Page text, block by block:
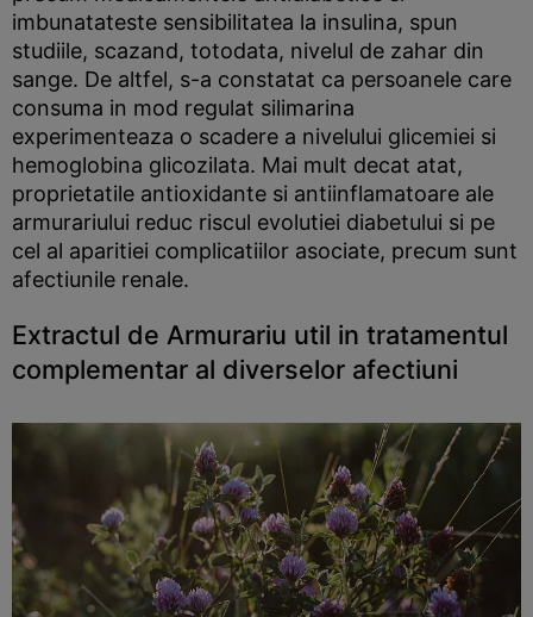
imbunatateste sensibilitatea la insulina, spun
studiile, scazand, totodata, nivelul de zahar din
sange. De altfel, s-a constatat ca persoanele care
consuma in mod regulat silimarina
experimenteaza o scadere a nivelului glicemiei si
hemoglobina glicozilata. Mai mult decat atat,
proprietatile antioxidante si antiinflamatoare ale
armurariului reduc riscul evolutiei diabetului si pe
cel al aparitiei complicatiilor asociate, precum sunt
afectiunile renale.
Extractul de Armurariu util in tratamentul
complementar al diverselor afectiuni